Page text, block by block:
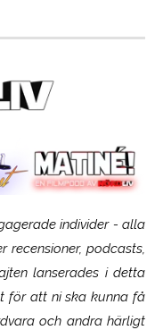
individer - alla
recensioner, podcasts,
lanserades i detta
för att ni ska kunna få
och andra härligt